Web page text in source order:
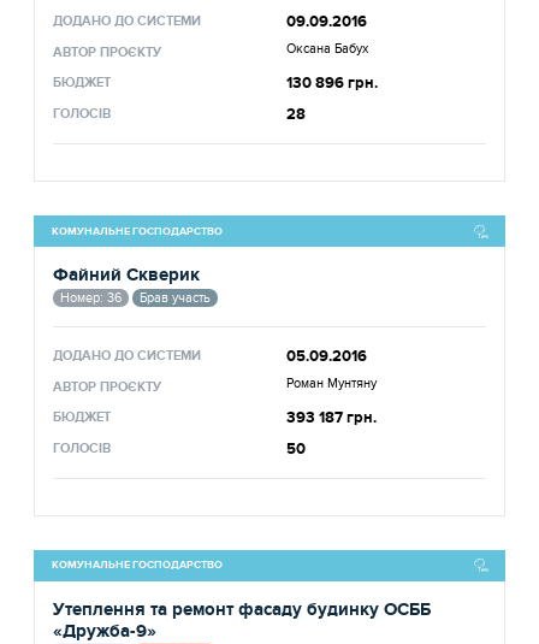
ДОДАНО ДО СИСТЕМИ 09.09.2016
АВТОР ПРОЄКТУ Оксана Бабух
БЮДЖЕТ 130 896 грн.
ГОЛОСІВ 28
КОМУНАЛЬНЕ ГОСПОДАРСТВО
Файний Скверик
Номер: 36 Брав участь
ДОДАНО ДО СИСТЕМИ 05.09.2016
АВТОР ПРОЄКТУ Роман Мунтяну
БЮДЖЕТ 393 187 грн.
ГОЛОСІВ 50
КОМУНАЛЬНЕ ГОСПОДАРСТВО
Утеплення та ремонт фасаду будинку ОСББ
«Дружба-9»